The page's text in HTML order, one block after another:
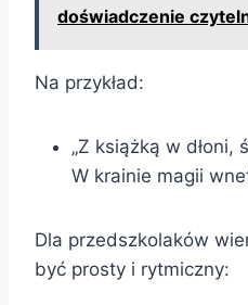
doświadczenie
Na przykład:
„Z książką w dłoni,
W krainie magii
Dla przedszkolaków
być prosty i rytmiczny: